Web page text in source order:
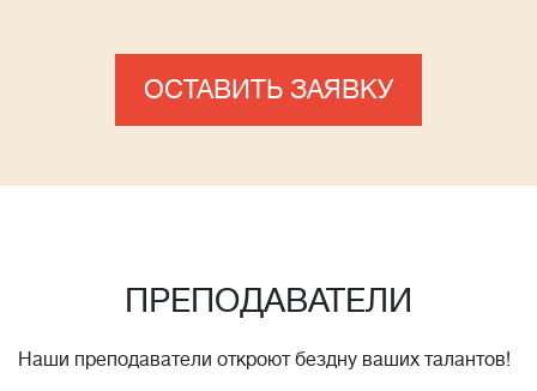
ОСТАВИТЬ ЗАЯВКУ
ПРЕПОДАВАТЕЛИ
Наши преподаватели откроют бездну ваших талантов!